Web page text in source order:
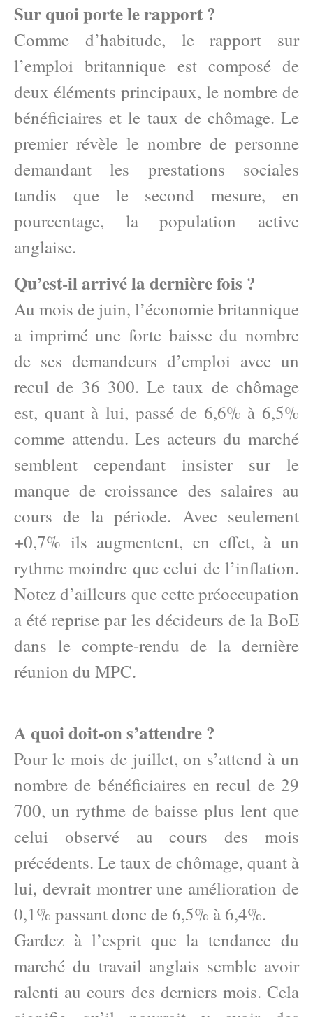
Sur quoi porte le rapport ?
Comme d’habitude, le rapport sur
l’emploi britannique est composé de
deux éléments principaux, le nombre de
bénéficiaires et le taux de chômage. Le
premier révèle le nombre de personne
demandant les prestations sociales
tandis que le second mesure, en
pourcentage, la population active
anglaise.
Qu’est-il arrivé la dernière fois ?
Au mois de juin, l’économie britannique
a imprimé une forte baisse du nombre
de ses demandeurs d’emploi avec un
recul de 36 300. Le taux de chômage
est, quant à lui, passé de 6,6% à 6,5%
comme attendu. Les acteurs du marché
semblent cependant insister sur le
manque de croissance des salaires au
cours de la période. Avec seulement
+0,7% ils augmentent, en effet, à un
rythme moindre que celui de l’inflation.
Notez d’ailleurs que cette préoccupation
a été reprise par les décideurs de la BoE
dans le compte-rendu de la dernière
réunion du MPC.
A quoi doit-on s’attendre ?
Pour le mois de juillet, on s’attend à un
nombre de bénéficiaires en recul de 29
700, un rythme de baisse plus lent que
celui observé au cours des mois
précédents. Le taux de chômage, quant à
lui, devrait montrer une amélioration de
0,1% passant donc de 6,5% à 6,4%.
Gardez à l’esprit que la tendance du
marché du travail anglais semble avoir
ralenti au cours des derniers mois. Cela